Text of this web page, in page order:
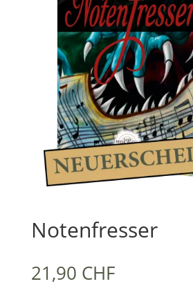
Notenfresser
21,90 CHF